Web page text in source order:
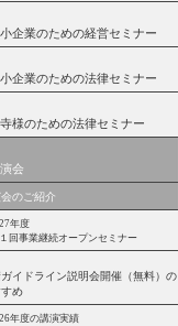
企業のための経営セミナー
企業のための法律セミナー
様のための法律セミナー
会
のご紹介
年度
回事業継続オープンセミナー
イドライン説明会開催（無料）の
め
年度の講演実績